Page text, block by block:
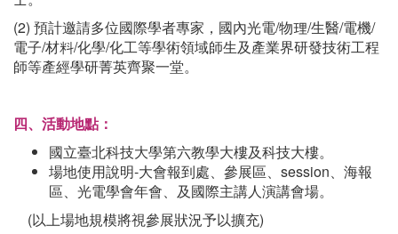
(2) 預計邀請多位國際學者專家，國內光電/物理/生醫/電機/
電子/材料/化學/化工等學術領域師生及產業界研發技術工程
師等產經學研菁英齊聚一堂。
四、活動地點：
國立臺北科技大學第六教學大樓及科技大樓。
場地使用說明-大會報到處、參展區、session、海報
區、光電學會年會、及國際主講人演講會場。
(以上場地規模將視參展狀況予以擴充)